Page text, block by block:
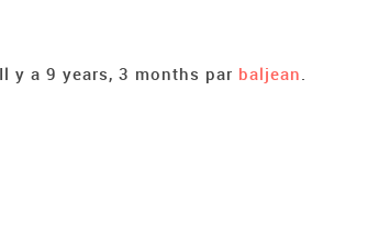
y a 9 years, 3 months par baljean.